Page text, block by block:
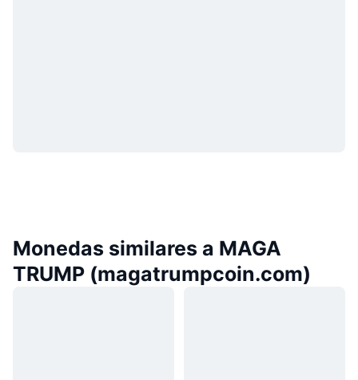
Monedas similares a MAGA
TRUMP (magatrumpcoin.com)